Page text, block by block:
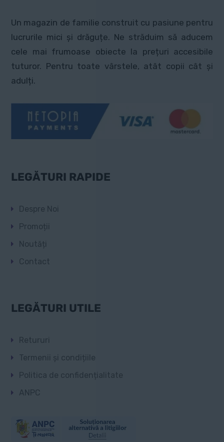
alese
în
pagina
produsului.
Un magazin de familie construit cu pasiune pentru
lucrurile mici și drăguțe. Ne străduim să aducem
cele mai frumoase obiecte la prețuri accesibile
tuturor. Pentru toate vârstele, atât copii cât și
adulți.
LEGĂTURI RAPIDE
Despre Noi
Promoții
Noutăți
Contact
LEGĂTURI UTILE
Retururi
Termenii și condițiile
Politica de confidențialitate
ANPC